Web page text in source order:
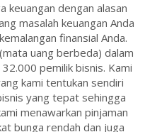
keuangan dengan alasan
masalah keuangan Anda
finansial Anda.
uang berbeda) dalam
pemilik bisnis. Kami
kami tentukan sendiri
yang tepat sehingga
menawarkan pinjaman
bunga rendah dan juga